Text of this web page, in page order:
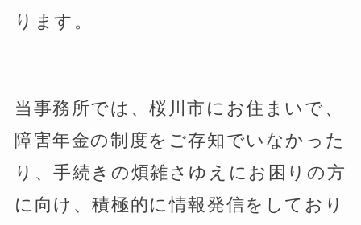
ります。
当事務所では、桜川市にお住まいで、
障害年金の制度をご存知でいなかった
り、手続きの煩雑さゆえにお困りの方
に向け、積極的に情報発信をしており